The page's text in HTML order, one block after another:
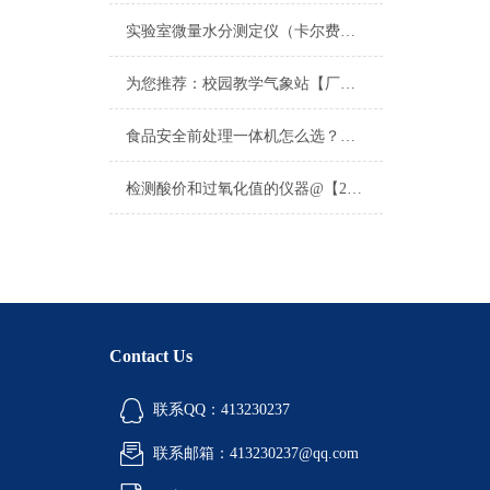
实验室微量水分测定仪（卡尔费休水分仪）2026年5月技术实力榜单：选购指南
为您推荐：校园教学气象站【厂家|品牌|价格】学校教学气象站
食品安全前处理一体机怎么选？厂家性价比对比与客户实测反馈
检测酸价和过氧化值的仪器@【2022精选仪器】酸价过氧化值检测仪器
Contact Us
联系QQ：413230237
联系邮箱：413230237@qq.com